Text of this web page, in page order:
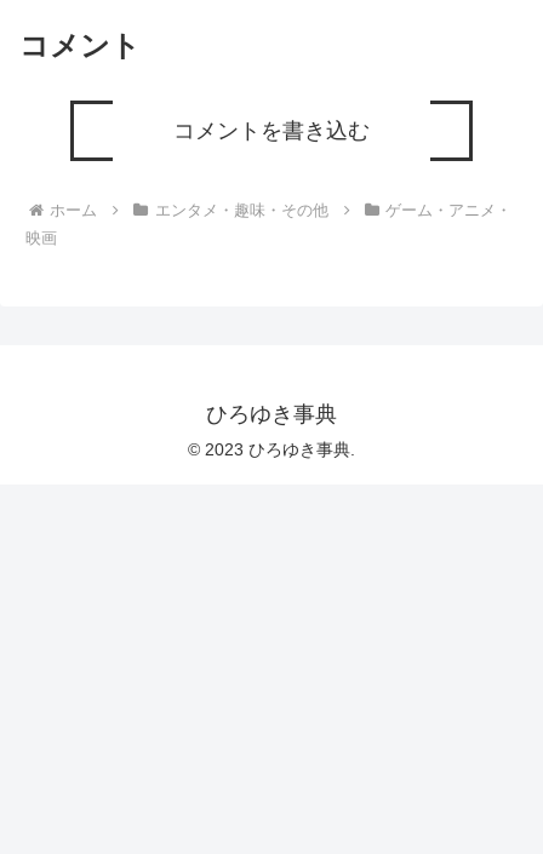
コメント
コメントを書き込む
ホーム エンタメ・趣味・その他
ゲーム・アニメ・
映画
ひろゆき事典
© 2023 ひろゆき事典.